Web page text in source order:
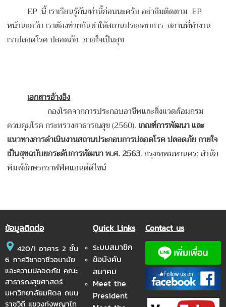
EP นี้ เราเรียนรู้กันเท่านี้ก่อนนะครับ อย่าลืมติดตาม EP
หน้านะครับ เราต้องช่วยกันทำให้สถานประกอบการ สถานที่ทำงาน
เราปลอดโรค ปลอดภัย ภายใจเป็นสุข
เอกสารอ้างอิง
กองโรคจากการประกอบอาชีพและสิ่งแวดล้อมกรม
ควบคุมโรค กระทรวงสาธารณสุข (2560). เกณฑ์การพัฒนา และ
แนวทางการดำเนินงานสถานประกอบการปลอดโรค ปลอดภัย กายใจ
เป็นสุขฉบับยกระดับการพัฒนา พ.ศ. 2563. กรุงเทพมหานคร: สำนัก
พิมพ์อักษรกราฟฟิคแอนด์ดีไซน์
ข้อมูลติดต่อ
420/1 อาคาร 2 ชั้น
6 ภาควิชาอาชีวอนามัย
และความปลอดภัย คณะ
สาธารณสุขศาสตร์
มหาวิทยาลัยมหิดล ถนน
ราชวิถี แขวงทุ่งพญาไท
Quick Links
ระบบสมาชิก
ข้อบังคับ
สมาคม
Meet the
President
Contact us